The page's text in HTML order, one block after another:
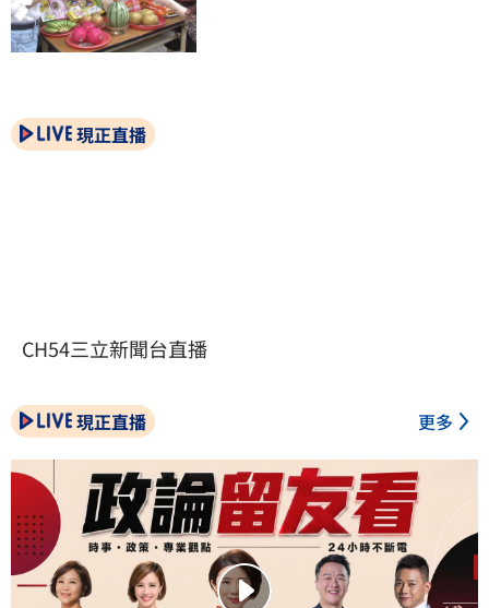
現正直播
CH54三立新聞台直播
現正直播 更多